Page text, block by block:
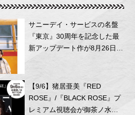
サニーデイ・サービスの名盤
『東京』30周年を記念した最
新アップデート作が8月26日に
リリース！
【9/6】猪居亜美『RED
ROSE』/『BLACK ROSE』プ
レミアム視聴会が御茶ノ水